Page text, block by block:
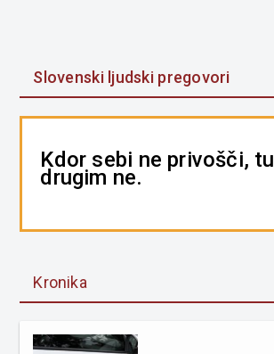
Slovenski ljudski pregovori
Kdor sebi ne privošči,
drugim ne.
Kronika